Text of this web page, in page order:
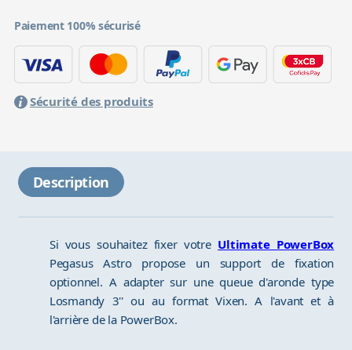
Paiement 100% sécurisé
Sécurité des produits
Description
Si vous souhaitez fixer votre Ultimate PowerBox
Pegasus Astro propose un support de fixation
optionnel. A adapter sur une queue d'aronde type
Losmandy 3'' ou au format Vixen. A l'avant et à
l'arrière de la PowerBox.